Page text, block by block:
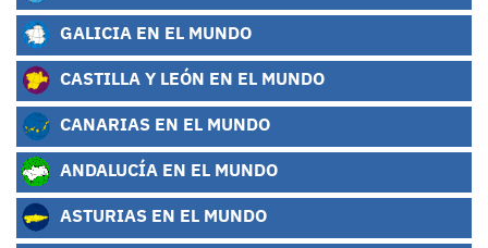
GALICIA EN EL MUNDO
CASTILLA Y LEÓN EN EL MUNDO
CANARIAS EN EL MUNDO
ANDALUCÍA EN EL MUNDO
ASTURIAS EN EL MUNDO